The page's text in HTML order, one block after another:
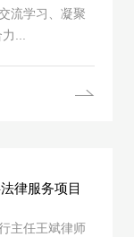
流学习、凝聚
...
律服务项目
主任王斌律师